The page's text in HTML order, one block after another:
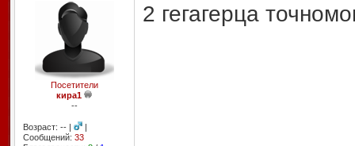
Посетители
кира1
--
Возраст: -- |
|
Сообщений: 33
2 гегагерца